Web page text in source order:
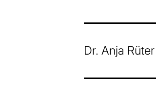
Dr. Anja Rüter